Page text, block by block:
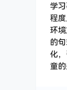
学
程
环
的
化
童的